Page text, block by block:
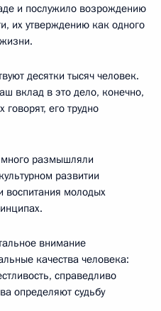
и послужило возрождению
их утверждению как одного
десятки тысяч человек.
вклад в это дело, конечно,
его трудно
размышляли
развитии
воспитания молодых
внимание
качества человека:
справедливо
определяют судьбу